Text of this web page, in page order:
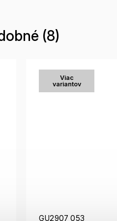
(8)
Viac
variantov
GU2907 053